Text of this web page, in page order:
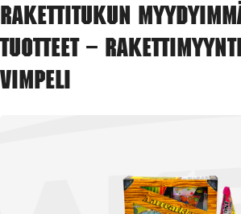
Rakettitukun
tuotteet –
Vimpeli